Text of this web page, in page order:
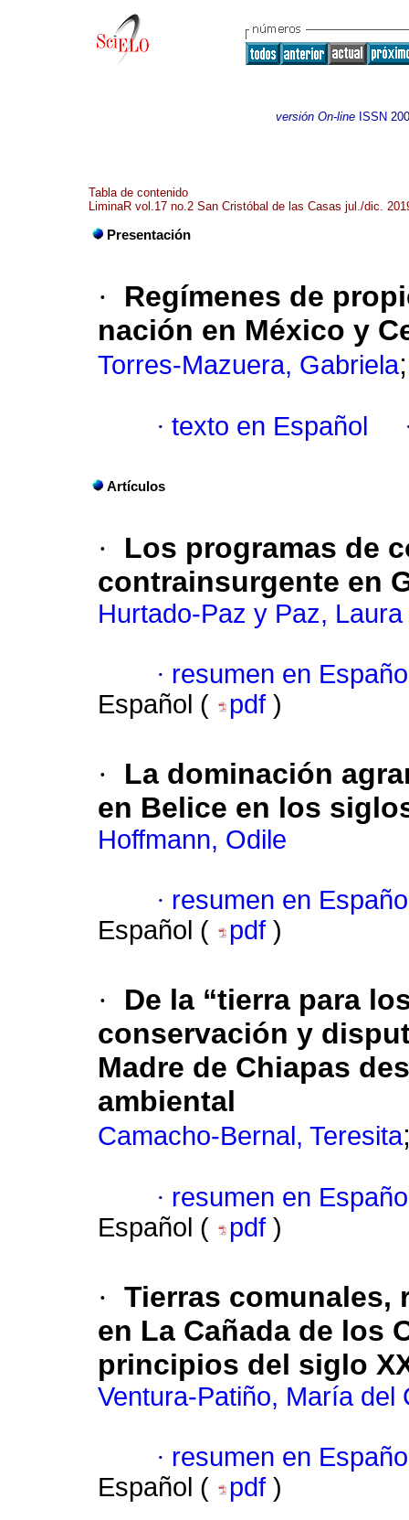
versión On-lineISSN
Tabla de contenido
LiminaR vol.17 no.2 San Cristóbal de las Casas jul./dic.
Presentación
·
Regímenes de
nación en México y
Torres-Mazuera, Gabriela
· texto en Español
Artículos
·
Los programas de
contrainsurgente en
Hurtado-Paz y Paz, Laura
· resumen en
Español (
pdf )
·
La dominación
en Belice en los
Hoffmann, Odile
· resumen en
Español (
pdf )
·
De la “tierra para
conservación y
Madre de Chiapas
ambiental
Camacho-Bernal, Teresita
· resumen en
Español (
pdf )
· Tierras
en La Cañada de los
principios del siglo
Ventura-Patiño, María del
· resumen en
Español (
pdf )